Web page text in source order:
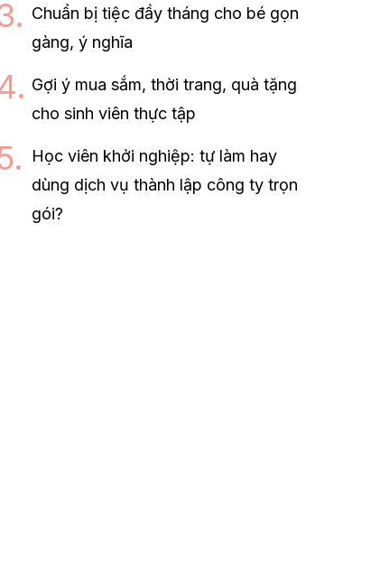
Chuẩn bị tiệc đầy tháng cho bé gọn
gàng, ý nghĩa
Gợi ý mua sắm, thời trang, quà tặng
cho sinh viên thực tập
Học viên khởi nghiệp: tự làm hay
dùng dịch vụ thành lập công ty trọn
gói?